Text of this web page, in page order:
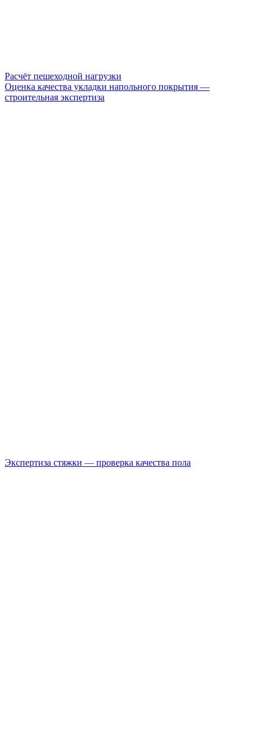
Расчёт пешеходной нагрузки
Оценка качества укладки напольного покрытия —
строительная экспертиза
Экспертиза стяжки — проверка качества пола